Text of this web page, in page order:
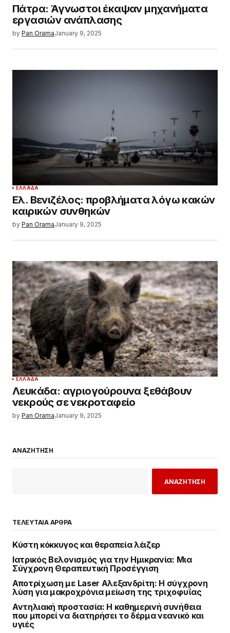
Πάτρα: Άγνωστοι έκαψαν μηχανήματα
εργασιών ανάπλασης
by Pan OramaJanuary 9, 2025
ΕΛΛΆΔΑ
Ελ. Βενιζέλος: προβλήματα λόγω κακών
καιρικών συνθηκών
by Pan OramaJanuary 9, 2025
ΕΛΛΆΔΑ
Λευκάδα: αγριογούρουνα ξεθάβουν
νεκρούς σε νεκροταφείο
by Pan OramaJanuary 9, 2025
ΑΝΑΖΗΤΗΣΗ
ΑΝΑΖΗΤΗΣΗ
ΤΕΛΕΥΤΑΙΑ ΑΡΘΡΑ
Κύστη κόκκυγος και θεραπεία λέιζερ
Ιατρικός Βελονισμός για την Ημικρανία: Μια
Σύγχρονη Θεραπευτική Προσέγγιση
Αποτρίχωση με Laser Αλεξανδρίτη: Η σύγχρονη
λύση για μακροχρόνια μείωση της τριχοφυΐας
Αντηλιακή προστασία: Η καθημερινή συνήθεια
που μπορεί να διατηρήσει το δέρμα νεανικό και
υγιές